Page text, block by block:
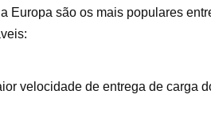
Europa são os mais populares
velocidade de entrega de carga